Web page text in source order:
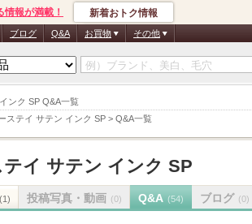
ンク SP Q&A一覧
ステイ サテン インク SP > Q&A一覧
報が満載！ 新着おトク情報
ブログ Q&A お買物 その他
テイ サテン インク SP
(1) 投稿写真・動画 (0) Q&A (54) ブログ (0)